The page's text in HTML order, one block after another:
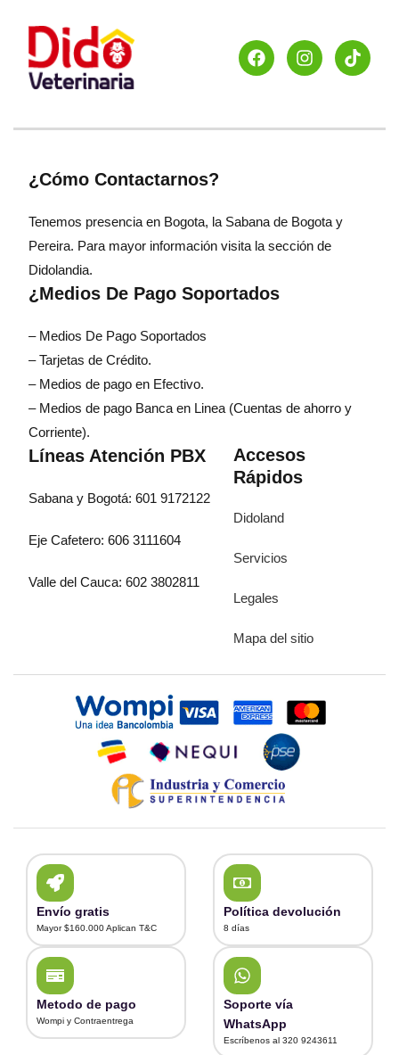
¿Cómo Contactarnos?
Tenemos presencia en Bogota, la Sabana de Bogota y
Pereira. Para mayor información visita la sección de
Didolandia.
¿Medios De Pago Soportados
– Medios De Pago Soportados
– Tarjetas de Crédito.
– Medios de pago en Efectivo.
– Medios de pago Banca en Linea (Cuentas de ahorro y
Corriente).
Líneas Atención PBX
Sabana y Bogotá: 601 9172122
Eje Cafetero: 606 3111604
Valle del Cauca: 602 3802811
Accesos
Rápidos
Didoland
Servicios
Legales
Mapa del sitio
Envío gratis
Mayor $160.000 Aplican T&C
Política devolución
8 días
Metodo de pago
Wompi y Contraentrega
Soporte vía
WhatsApp
Escríbenos al 320 9243611